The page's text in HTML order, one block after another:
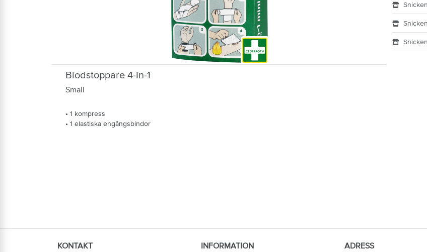
Blodstoppare 4-In-1
Small
• 1 kompress
• 1 elastiska engångsbindor
KONTAKT INFORMATION ADRESS